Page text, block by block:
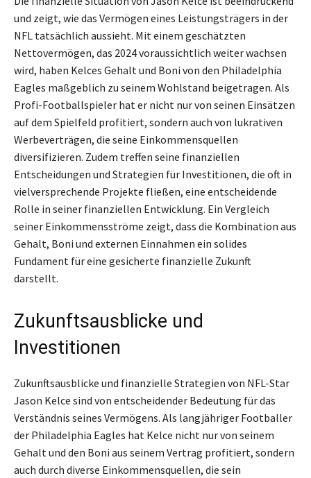
und zeigt, wie das Vermögen eines Leistungsträgers in der
NFL tatsächlich aussieht. Mit einem geschätzten
Nettovermögen, das 2024 voraussichtlich weiter wachsen
wird, haben Kelces Gehalt und Boni von den Philadelphia
Eagles maßgeblich zu seinem Wohlstand beigetragen. Als
Profi-Footballspieler hat er nicht nur von seinen Einsätzen
auf dem Spielfeld profitiert, sondern auch von lukrativen
Werbeverträgen, die seine Einkommensquellen
diversifizieren. Zudem treffen seine finanziellen
Entscheidungen und Strategien für Investitionen, die oft in
vielversprechende Projekte fließen, eine entscheidende
Rolle in seiner finanziellen Entwicklung. Ein Vergleich
seiner Einkommensströme zeigt, dass die Kombination aus
Gehalt, Boni und externen Einnahmen ein solides
Fundament für eine gesicherte finanzielle Zukunft
darstellt.
Zukunftsausblicke und
Investitionen
Zukunftsausblicke und finanzielle Strategien von NFL-Star
Jason Kelce sind von entscheidender Bedeutung für das
Verständnis seines Vermögens. Als langjähriger Footballer
der Philadelphia Eagles hat Kelce nicht nur von seinem
Gehalt und den Boni aus seinem Vertrag profitiert, sondern
auch durch diverse Einkommensquellen, die sein